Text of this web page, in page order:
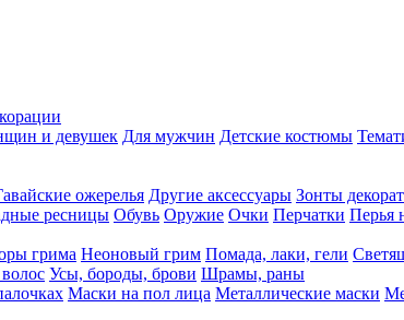
и девушек Для мужчин Детские костюмы
ожерелья Другие аксессуары Зонты
ресницы Обувь Оружие Очки Перчатки Перья
грима Неоновый грим Помада, лаки, гели
Усы, бороды, брови Шрамы, раны
Маски на пол лица Металлические маски